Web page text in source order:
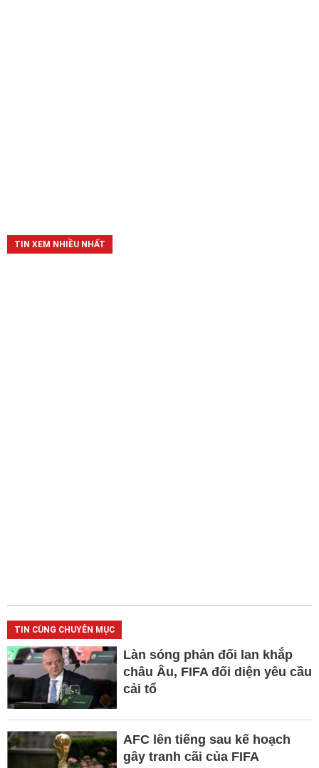
TIN XEM NHIỀU NHẤT
TIN CÙNG CHUYÊN MỤC
Làn sóng phản đối lan khắp
châu Âu, FIFA đối diện yêu cầu
cải tổ
AFC lên tiếng sau kế hoạch
gây tranh cãi của FIFA